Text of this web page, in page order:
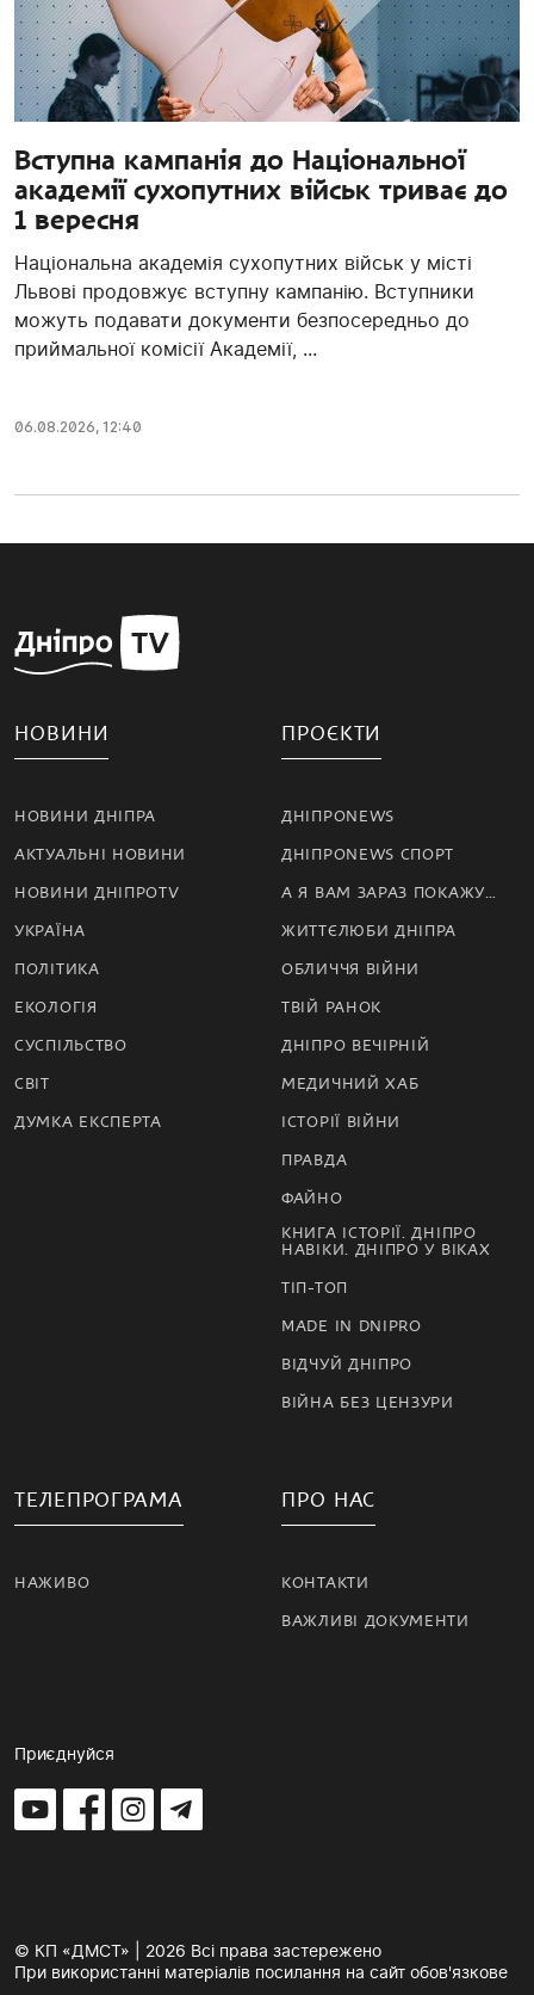
Вступна кампанія до Національної
академії сухопутних військ триває до
1 вересня
Національна академія сухопутних військ у місті
Львові продовжує вступну кампанію. Вступники
можуть подавати документи безпосередньо до
приймальної комісії Академії, ...
06.08.2026, 12:40
НОВИНИ
НОВИНИ ДНІПРА
АКТУАЛЬНІ НОВИНИ
НОВИНИ ДНІПРОTV
УКРАЇНА
ПОЛІТИКА
ЕКОЛОГІЯ
СУСПІЛЬСТВО
СВІТ
ДУМКА ЕКСПЕРТА
ПРОЄКТИ
ДНІПРОNEWS
ДНІПРОNEWS СПОРТ
А Я ВАМ ЗАРАЗ ПОКАЖУ…
ЖИТТЄЛЮБИ ДНІПРА
ОБЛИЧЧЯ ВІЙНИ
ТВІЙ РАНОК
ДНІПРО ВЕЧІРНІЙ
МЕДИЧНИЙ ХАБ
ІСТОРІЇ ВІЙНИ
ПРАВДА
ФАЙНО
КНИГА ІСТОРІЇ. ДНІПРО
НАВІКИ. ДНІПРО У ВІКАХ
ТІП-ТОП
MADE IN DNIPRO
ВІДЧУЙ ДНІПРО
ВІЙНА БЕЗ ЦЕНЗУРИ
ТЕЛЕПРОГРАМА
НАЖИВО
ПРО НАС
КОНТАКТИ
ВАЖЛИВІ ДОКУМЕНТИ
Приєднуйся
© КП «ДМСТ» | 2026 Всі права застережено
При використанні матеріалів посилання на сайт обов'язкове